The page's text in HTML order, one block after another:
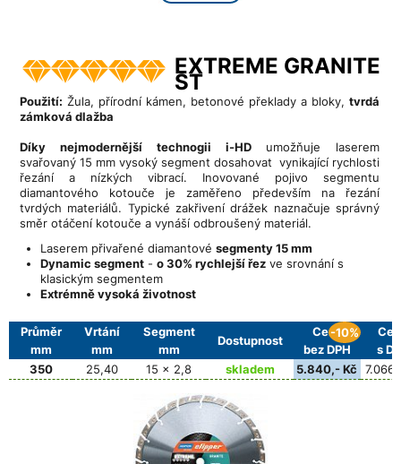
EXTREME GRANITE
ST
Použití: Žula, přírodní kámen, betonové překlady a bloky, tvrdá
zámková dlažba
Díky nejmodernější technogii i-HD umožňuje laserem
svařovaný 15 mm vysoký segment dosahovat vynikající rychlosti
řezání a nízkých vibrací. Inovované pojivo segmentu
diamantového kotouče je zaměřeno především na řezání
tvrdých materiálů. Typické zakřivení drážek naznačuje správný
směr otáčení kotouče a vynáší odbroušený materiál.
Laserem přivařené diamantové segmenty 15 mm
Dynamic segment - o 30% rychlejší řez ve srovnání s
klasickým segmentem
Extrémně vysoká životnost
Průměr
mm
Vrtání
mm
Segment
mm
Dostupnost
Cena
bez DPH
-10%
s
350
25,40 15 x 2,8 skladem 5.840,- Kč